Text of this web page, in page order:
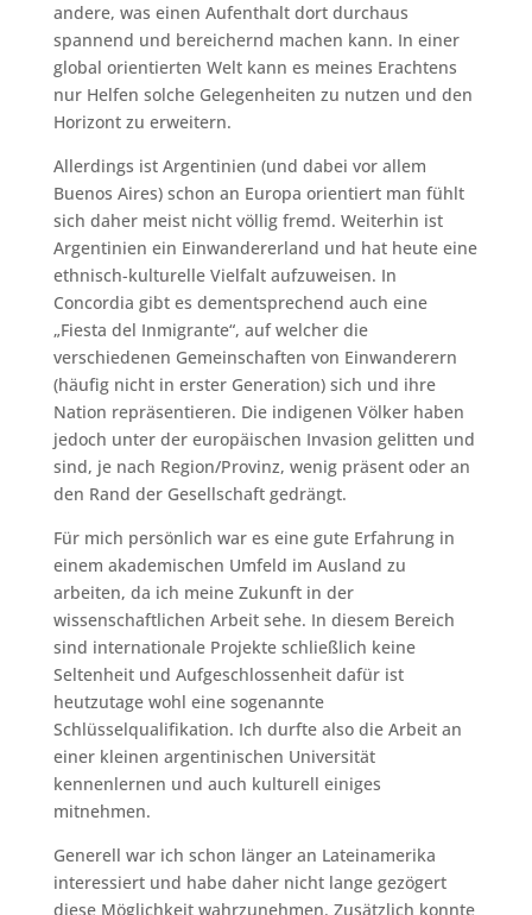
andere, was einen Aufenthalt dort durchaus
spannend und bereichernd machen kann. In einer
global orientierten Welt kann es meines Erachtens
nur Helfen solche Gelegenheiten zu nutzen und den
Horizont zu erweitern.
Allerdings ist Argentinien (und dabei vor allem
Buenos Aires) schon an Europa orientiert man fühlt
sich daher meist nicht völlig fremd. Weiterhin ist
Argentinien ein Einwandererland und hat heute eine
ethnisch-kulturelle Vielfalt aufzuweisen. In
Concordia gibt es dementsprechend auch eine
„Fiesta del Inmigrante“, auf welcher die
verschiedenen Gemeinschaften von Einwanderern
(häufig nicht in erster Generation) sich und ihre
Nation repräsentieren. Die indigenen Völker haben
jedoch unter der europäischen Invasion gelitten und
sind, je nach Region/Provinz, wenig präsent oder an
den Rand der Gesellschaft gedrängt.
Für mich persönlich war es eine gute Erfahrung in
einem akademischen Umfeld im Ausland zu
arbeiten, da ich meine Zukunft in der
wissenschaftlichen Arbeit sehe. In diesem Bereich
sind internationale Projekte schließlich keine
Seltenheit und Aufgeschlossenheit dafür ist
heutzutage wohl eine sogenannte
Schlüsselqualifikation. Ich durfte also die Arbeit an
einer kleinen argentinischen Universität
kennenlernen und auch kulturell einiges
mitnehmen.
Generell war ich schon länger an Lateinamerika
interessiert und habe daher nicht lange gezögert
diese Möglichkeit wahrzunehmen. Zusätzlich konnte